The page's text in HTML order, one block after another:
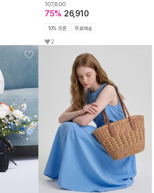
107,800
75% 26,910
10% 쿠폰 무료배송
2